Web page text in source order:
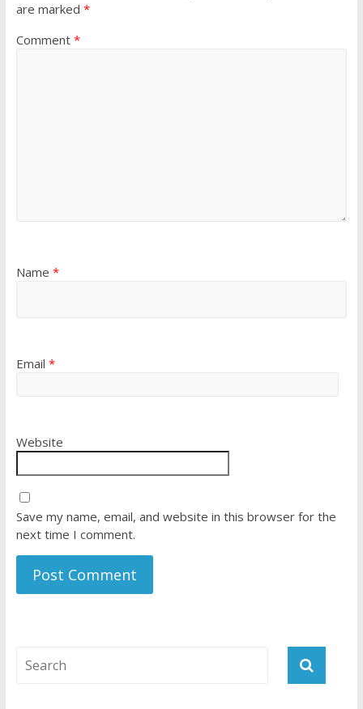
are marked *
Comment *
Name *
Email *
Website
Save my name, email, and website in this browser for the
next time I comment.